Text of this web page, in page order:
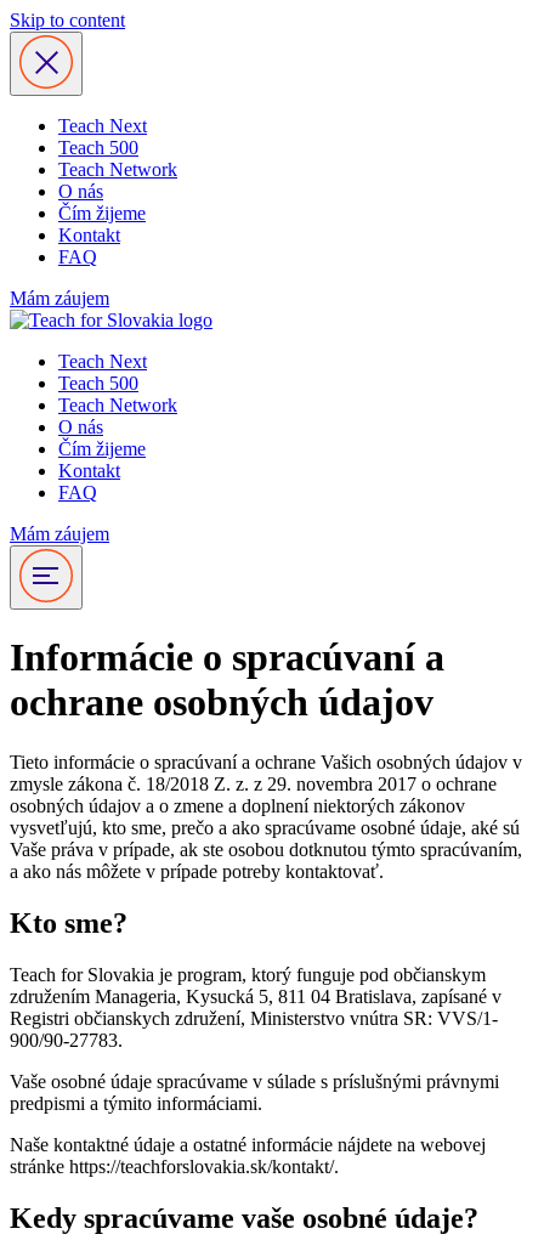
Skip to content
Teach Next
Teach 500
Teach Network
O nás
Čím žijeme
Kontakt
FAQ
Mám záujem
Teach Next
Teach 500
Teach Network
O nás
Čím žijeme
Kontakt
FAQ
Mám záujem
Informácie o spracúvaní a
ochrane osobných údajov
Tieto informácie o spracúvaní a ochrane Vašich osobných údajov v
zmysle zákona č. 18/2018 Z. z. z 29. novembra 2017 o ochrane
osobných údajov a o zmene a doplnení niektorých zákonov
vysvetľujú, kto sme, prečo a ako spracúvame osobné údaje, aké sú
Vaše práva v prípade, ak ste osobou dotknutou týmto spracúvaním,
a ako nás môžete v prípade potreby kontaktovať.
Kto sme?
Teach for Slovakia je program, ktorý funguje pod občianskym
združením Manageria, Kysucká 5, 811 04 Bratislava, zapísané v
Registri občianskych združení, Ministerstvo vnútra SR: VVS/1-
900/90-27783.
Vaše osobné údaje spracúvame v súlade s príslušnými právnymi
predpismi a týmito informáciami.
Naše kontaktné údaje a ostatné informácie nájdete na webovej
stránke https://teachforslovakia.sk/kontakt/.
Kedy spracúvame vaše osobné údaje?